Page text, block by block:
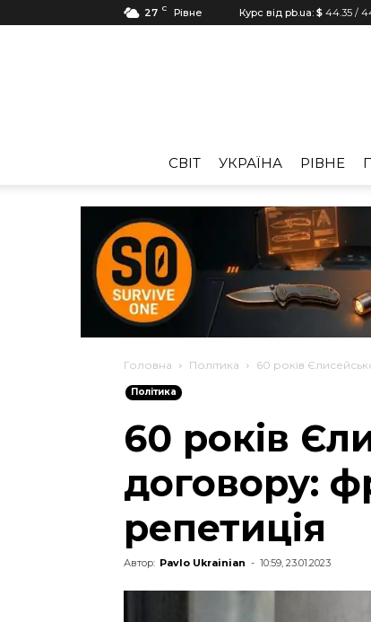
27 C Рівне Курс від pb.ua: $ 44.35 /
CВІТ УКРАЇНА РІВНЕ
Головна Політика 60 років
Політика
60 років
договору:
репетиція
Автор: Pavlo Ukrainian - 10:59, 23.01.2023